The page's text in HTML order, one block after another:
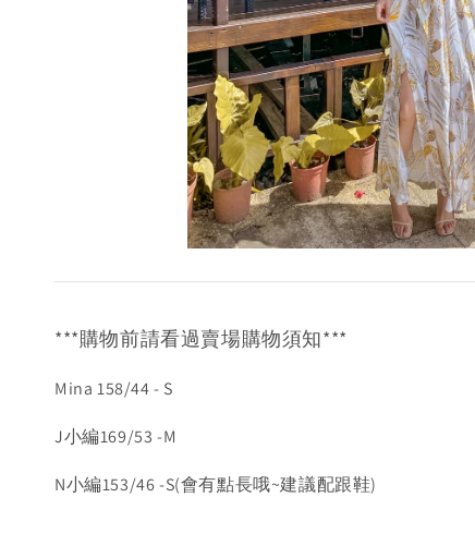
***購物前請看過賣場購物須知***
Mina 158/44 - S
J小編169/53 -M
N小編153/46 -S(會有點長哦~建議配跟鞋)